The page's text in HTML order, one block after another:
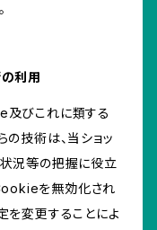
利用
及びこれに類する
の技術は、当ショッ
況等の把握に役立
を無効化され
を変更することによ